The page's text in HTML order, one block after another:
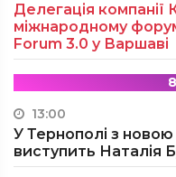
Делегація
міжнародному
Forum 3.0 у Варшаві
13:00
У Тернополі з
виступить Наталія